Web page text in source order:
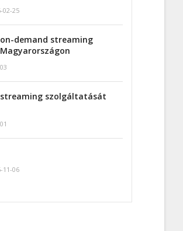
02-25
demand streaming
szolgáltatását
11-06